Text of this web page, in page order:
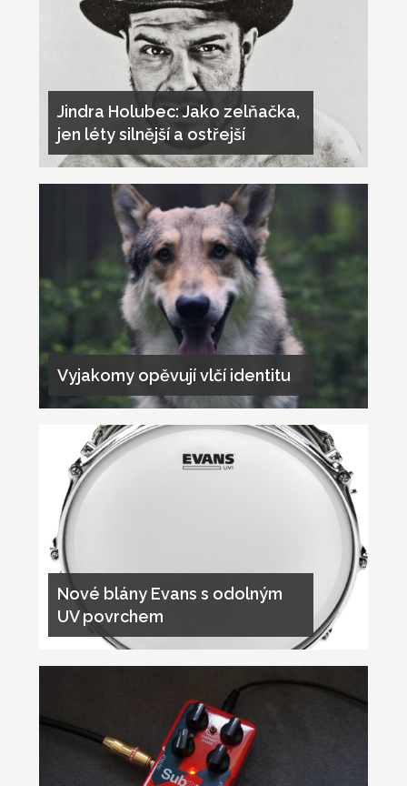
Jindra Holubec: Jako zelňačka,
jen léty silnější a ostřejší
Vyjakomy opěvují vlčí identitu
Nové blány Evans s odolným
UV povrchem